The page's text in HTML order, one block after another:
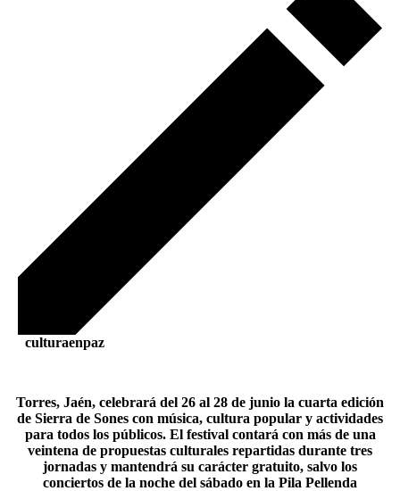
culturaenpaz
Torres, Jaén, celebrará del 26 al 28 de junio la cuarta edición
de Sierra de Sones con música, cultura popular y actividades
para todos los públicos. El festival contará con más de una
veintena de propuestas culturales repartidas durante tres
jornadas y mantendrá su carácter gratuito, salvo los
conciertos de la noche del sábado en la Pila Pellenda